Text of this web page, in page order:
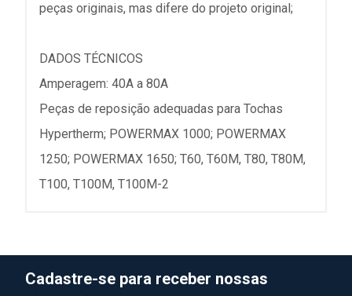
peças originais, mas difere do projeto original;
DADOS TÉCNICOS
Amperagem: 40A a 80A
Peças de reposição adequadas para Tochas
Hypertherm; POWERMAX 1000; POWERMAX
1250; POWERMAX 1650; T60, T60M, T80, T80M,
T100, T100M, T100M-2
Cadastre-se para receber nossas